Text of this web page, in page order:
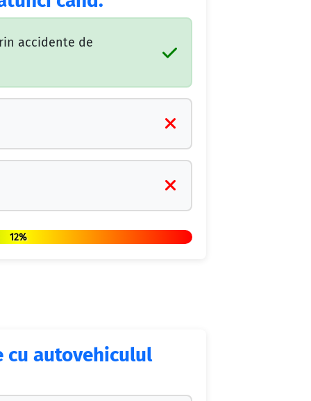
accidente de
12%
autovehiculul